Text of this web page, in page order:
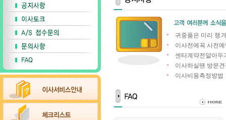
귀중품은 미리 챙
이사전에꼭 사전
센타계약전알아두
이사하실땐 방문
이사비용측정방법